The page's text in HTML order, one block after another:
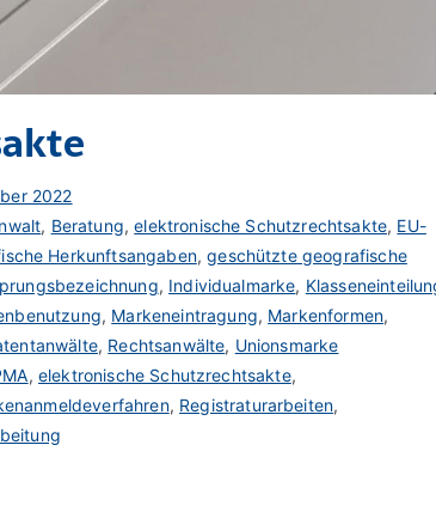
2022
, Beratung,elektronische Schutzrechtsakte, EU-
Herkunftsangaben,geschützte geografische
, Individualmarke,
, Markeneintragung, Markenformen,
, Rechtsanwälte, Unionsmarke
, elektronische Schutzrechtsakte,
, Registraturarbeiten,